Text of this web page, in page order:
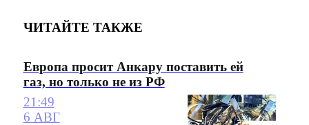
ЧИТАЙТЕ ТАКЖЕ
Европа просит Анкару поставить ей
газ, но только не из РФ
21:49
6 АВГ